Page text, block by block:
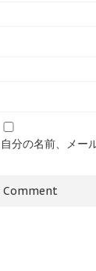
分の名前、メー